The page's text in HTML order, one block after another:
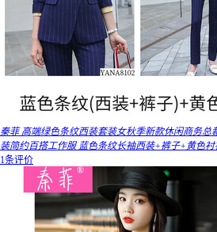
秦菲 高端绿色条纹西装套装女秋季新款休闲商务总
装简约百搭工作服 蓝色条纹长袖西装+裤子+黄色衬
1条评价